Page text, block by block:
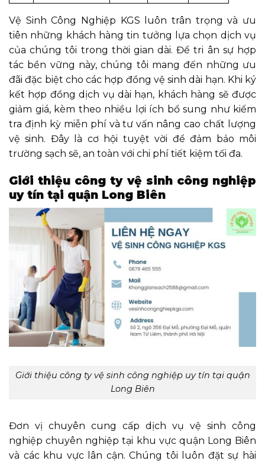
Vệ Sinh Công Nghiệp KGS luôn trân trọng và ưu
tiên những khách hàng tin tưởng lựa chọn dịch vụ
của chúng tôi trong thời gian dài. Để tri ân sự hợp
tác bền vững này, chúng tôi mang đến những ưu
đãi đặc biệt cho các hợp đồng vệ sinh dài hạn. Khi ký
kết hợp đồng dịch vụ dài hạn, khách hàng sẽ được
giảm giá, kèm theo nhiều lợi ích bổ sung như kiểm
tra định kỳ miễn phí và tư vấn nâng cao chất lượng
vệ sinh. Đây là cơ hội tuyệt vời để đảm bảo môi
trường sạch sẽ, an toàn với chi phí tiết kiệm tối đa.
Giới thiệu công ty vệ sinh công nghiệp
uy tín tại quận Long Biên
Giới thiệu công ty vệ sinh công nghiệp uy tín tại quận
Long Biên
Đơn vị chuyên cung cấp dịch vụ vệ sinh công
nghiệp chuyên nghiệp tại khu vực quận Long Biên
và các khu vực lân cận. Chúng tôi luôn đặt sự hài